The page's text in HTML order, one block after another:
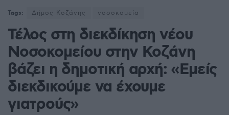
Tags: Δήμος Κοζάνης νοσοκομεία
Τέλος στη διεκδίκηση νέου
Νοσοκομείου στην Κοζάνη
βάζει η δημοτική αρχή: «Εμείς
διεκδικούμε να έχουμε
γιατρούς»